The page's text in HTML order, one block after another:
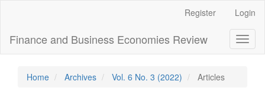
Content
Sidebar
Register Login
Finance and Business Economies Review
Home Archives Vol. 6 No. 3 (2022) Articles